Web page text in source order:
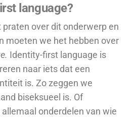
language?
over dit onderwerp en
moeten we het hebben over
Identity-first language is
naar iets dat een
is. Zo zeggen we
biseksueel is. Of
onderdelen van wie